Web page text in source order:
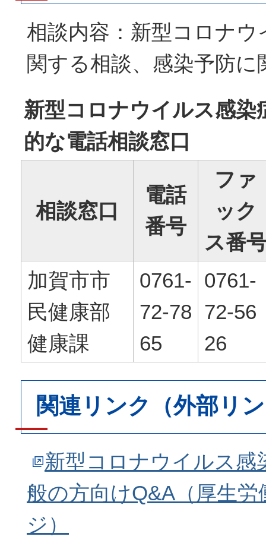
相談内容：新型コロナウ
関する相談、感染予防
新型コロナウイルス感染
的な電話相談窓口
相談窓口
電話
番号
ファ
ック
ス番
加賀市市
民健康部
健康課
0761-
72-78
65
0761-
72-56
26
関連リンク（外部リ
新型コロナウイルス感
般の方向けQ&A（厚生
ジ）